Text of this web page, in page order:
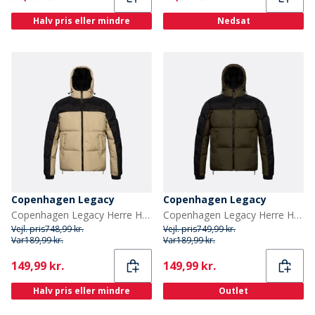
Halv pris eller mindre Nedsat
Copenhagen Legacy
Copenhagen Legacy Herre Hættejakke Khaki / Sort
Vejl. pris748,99 kr.
Var189,99 kr.
Current
149,99 kr.
Halv pris eller mindre
Copenhagen Legacy
Copenhagen Legacy Herre Hættejakke Army / Sort
Vejl. pris749,99 kr.
Var189,99 kr.
Current
149,99 kr.
Outlet